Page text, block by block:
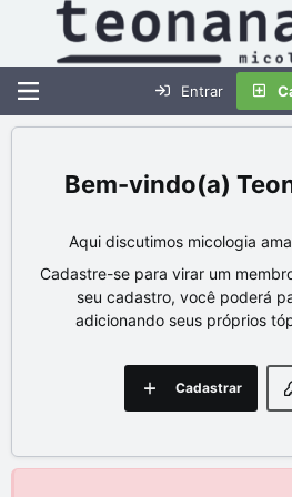
Entrar
Aqui discutimos micologia
Cadastre-se para virar um
seu cadastro, você poderá
adicionando seus próprios
Cadastrar